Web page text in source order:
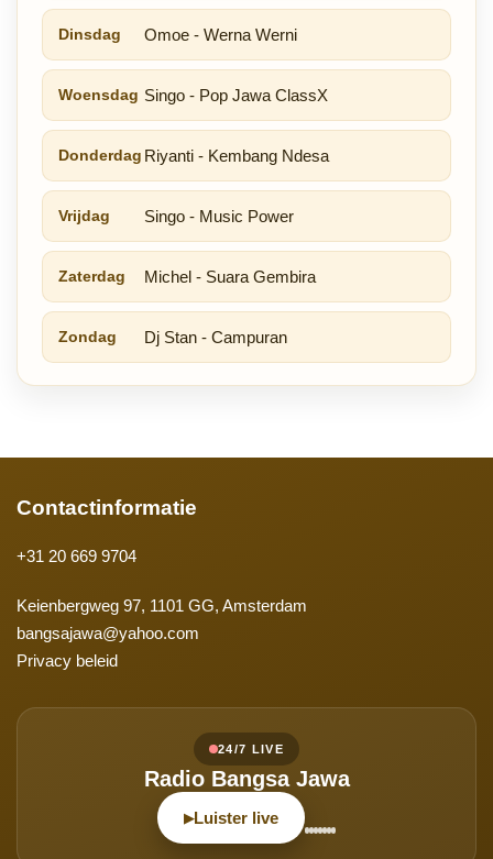
Dinsdag Omoe - Werna Werni
Woensdag Singo - Pop Jawa ClassX
Donderdag Riyanti - Kembang Ndesa
Vrijdag Singo - Music Power
Zaterdag Michel - Suara Gembira
Zondag Dj Stan - Campuran
Contactinformatie
+31 20 669 9704
Keienbergweg 97, 1101 GG, Amsterdam
bangsajawa@yahoo.com
Privacy beleid
24/7 LIVE
Radio Bangsa Jawa
▶Luister live